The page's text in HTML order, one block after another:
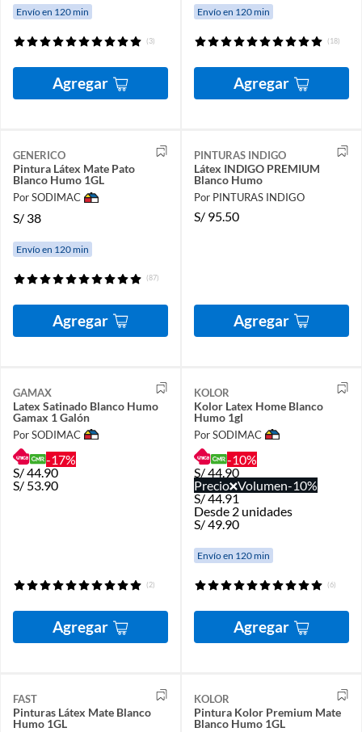
Envío en 120 min
(3)
Agregar
Envío en 120 min
(18)
Agregar
GENERICO
Pintura Látex Mate Pato
Blanco Humo 1GL
Por SODIMAC
S/ 38
Envío en 120 min
(87)
Agregar
PINTURAS INDIGO
Látex INDIGO PREMIUM
Blanco Humo
Por PINTURAS INDIGO
S/ 95.50
Agregar
GAMAX
Latex Satinado Blanco Humo
Gamax 1 Galón
Por SODIMAC
-17%
S/44.90
S/ 53.90
(2)
Agregar
KOLOR
Kolor Latex Home Blanco
Humo 1gl
Por SODIMAC
-10%
S/44.90
Precio Volumen-10%
S/44.91
Desde 2 unidades
S/49.90
Envío en 120 min
(6)
Agregar
FAST
Pinturas Látex Mate Blanco
Humo 1GL
KOLOR
Pintura Kolor Premium Mate
Blanco Humo 1GL